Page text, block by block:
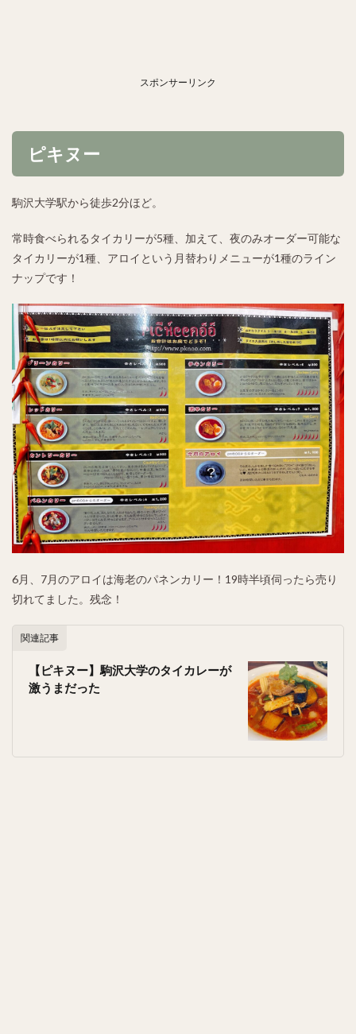
スポンサーリンク
ピキヌー
駒沢大学駅から徒歩2分ほど。
常時食べられるタイカリーが5種、加えて、夜のみオーダー可能な
タイカリーが1種、アロイという月替わりメニューが1種のライン
ナップです！
6月、7月のアロイは海老のパネンカリー！19時半頃伺ったら売り
切れてました。残念！
関連記事
【ピキヌー】駒沢大学のタイカレーが
激うまだった